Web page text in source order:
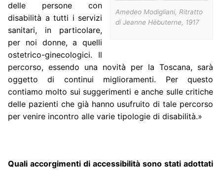
Amedeo Modigliani, Ritratto
di Jeanne Hèbuterne, 1917
delle persone con
disabilità a tutti i servizi
sanitari, in particolare,
per noi donne, a quelli
ostetrico-ginecologici. Il
percorso, essendo una novità per la Toscana, sarà
oggetto di continui miglioramenti. Per questo
contiamo molto sui suggerimenti e anche sulle critiche
delle pazienti che già hanno usufruito di tale percorso
per venire incontro alle varie tipologie di disabilità.»
Quali accorgimenti di accessibilità sono stati adottati